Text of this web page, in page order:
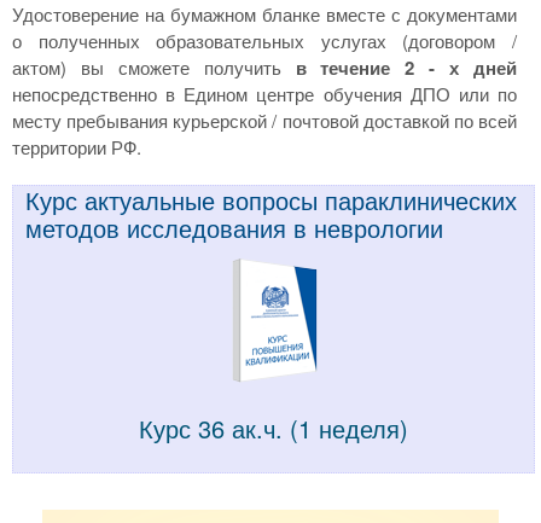
Удостоверение на бумажном бланке вместе с документами
о полученных образовательных услугах (договором /
актом) вы сможете получитьв течение 2 - х дней
непосредственно в Едином центре обучения ДПО или по
месту пребывания курьерской / почтовой доставкой по всей
территории РФ.
Курс актуальные вопросы параклинических
методов исследования в неврологии
Курс 36 ак.ч. (1 неделя)